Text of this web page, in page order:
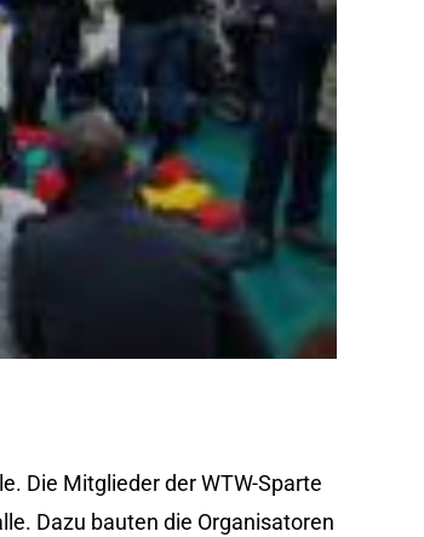
Die Mitglieder der WTW-Sparte
Dazu bauten die Organisatoren